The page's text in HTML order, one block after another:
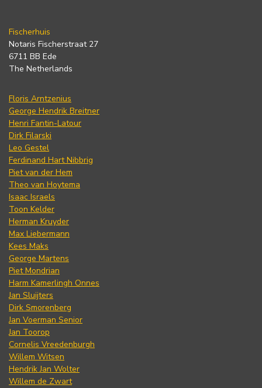
Fischerhuis
Notaris Fischerstraat 27
6711 BB Ede
The Netherlands
Floris Arntzenius
George Hendrik Breitner
Henri Fantin-Latour
Dirk Filarski
Leo Gestel
Ferdinand Hart Nibbrig
Piet van der Hem
Theo van Hoytema
Isaac Israels
Toon Kelder
Herman Kruyder
Max Liebermann
Kees Maks
George Martens
Piet Mondrian
Harm Kamerlingh Onnes
Jan Sluijters
Dirk Smorenberg
Jan Voerman Senior
Jan Toorop
Cornelis Vreedenburgh
Willem Witsen
Hendrik Jan Wolter
Willem de Zwart